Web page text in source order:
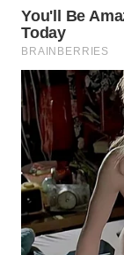
KEPULAUAN
SERIBU
WN
TANGERANG
WN
BINJAI
WN
CIREBON